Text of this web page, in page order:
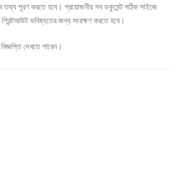
পূরণ করতে হবে। প্রয়োজনীয় সব ডকুমেন্ট সঠিক সাইজে
ভবিষ্যতের জন্য সংরক্ষণ করতে হবে।
দেখতে পারেন।